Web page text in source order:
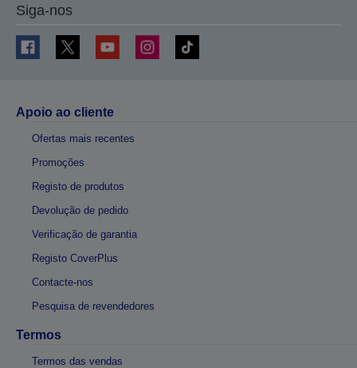
Siga-nos
Apoio ao cliente
Ofertas mais recentes
Promoções
Registo de produtos
Devolução de pedido
Verificação de garantia
Registo CoverPlus
Contacte-nos
Pesquisa de revendedores
Termos
Termos das vendas